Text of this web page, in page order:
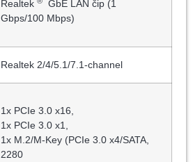
Realtek
GbE LAN čip (1
Gbps/100 Mbps)
Realtek 2/4/5.1/7.1-channel
1x PCIe 3.0 x16,
1x PCIe 3.0 x1,
1x M.2/​M-Key (PCIe 3.0 x4/​SATA,
2280